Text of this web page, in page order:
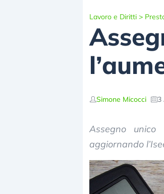
Lavoro e Diritti >
Simone Micocci 3
Assegno unico
aggiornando